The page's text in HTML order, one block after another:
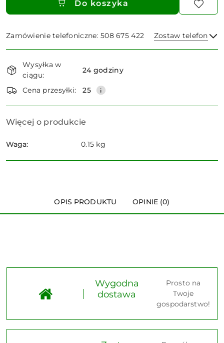
Do koszyka
Zamówienie telefoniczne: 508 675 422 Zostaw telefon
i
dostawa
Wysyłka w
ciągu:
24 godziny
Cena przesyłki: 25
Więcej o produkcie
Waga: 0.15 kg
OPIS PRODUKTU OPINIE (0)
Wygodna
dostawa
Prosto na
Twoje
gospodarstwo!